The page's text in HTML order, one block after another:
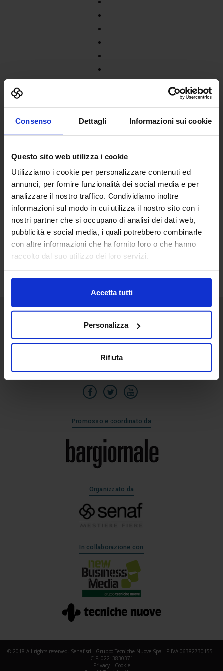
Consenso Dettagli Informazioni sui cookie
Questo sito web utilizza i cookie
Utilizziamo i cookie per personalizzare contenuti ed
annunci, per fornire funzionalità dei social media e per
analizzare il nostro traffico. Condividiamo inoltre
informazioni sul modo in cui utilizza il nostro sito con i
nostri partner che si occupano di analisi dei dati web,
pubblicità e social media, i quali potrebbero combinarle
con altre informazioni che ha fornito loro o che hanno
raccolto dal suo utilizzo dei loro servizi.
Accetta tutti
Personalizza
Rifiuta
24
Mar
Senaf srl
Via Eritrea 21/A
20157 | Milano | Italia
Promosso e coordinato da
Organizzato da
In collaborazione con
© 2018 All rights reserved. Senaf srl - Gruppo Tecniche Nuove Spa - P.IVA 06382730155 -
C.F. 02213830371
Privacy| Cookie